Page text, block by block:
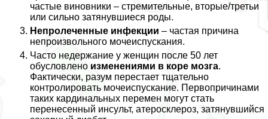
частые виновники – стремительные, вторые/третьи
или сильно затянувшиеся роды.
Непролеченные инфекции – частая причина
непроизвольного мочеиспускания.
Часто недержание у женщин после 50 лет
обусловлено изменениями в коре мозга.
Фактически, разум перестает тщательно
контролировать мочеиспускание. Первопричинами
таких кардинальных перемен могут стать
перенесенный инсульт, атеросклероз, затянувшийся